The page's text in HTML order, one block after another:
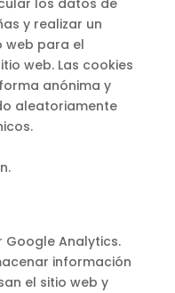
los datos de
y realizar un
web para el
web. Las cookies
anónima y
aleatoriamente
Google Analytics.
información
el sitio web y